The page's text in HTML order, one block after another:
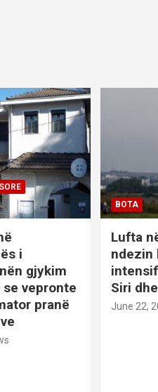
i
gjykim
vepronte
pranë
BOTA
Lufta
ndezin
Siri
June 22,